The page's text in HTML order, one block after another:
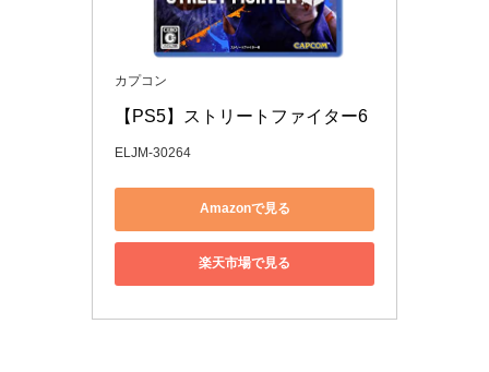
カプコン
【PS5】ストリートファイター6
ELJM-30264
Amazonで見る
楽天市場で見る